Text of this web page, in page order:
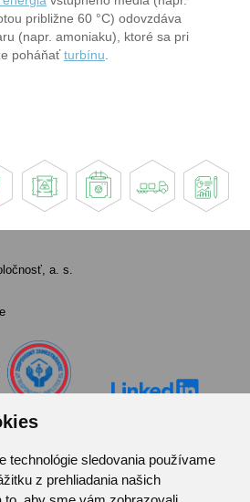
technológie sledovania používame
z prehliadania našich
približne 60 °C) odovzdáva
(napr. amoniaku), ktoré sa pri
poháňať turbínu.
a. s.